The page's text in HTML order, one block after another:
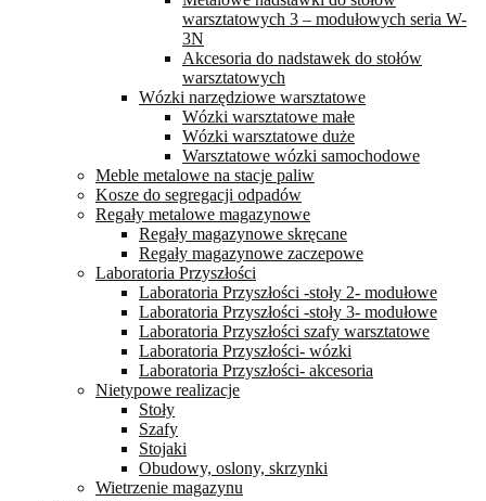
warsztatowych 3 – modułowych seria W-
3N
Akcesoria do nadstawek do stołów
warsztatowych
Wózki narzędziowe warsztatowe
Wózki warsztatowe małe
Wózki warsztatowe duże
Warsztatowe wózki samochodowe
Meble metalowe na stacje paliw
Kosze do segregacji odpadów
Regały metalowe magazynowe
Regały magazynowe skręcane
Regały magazynowe zaczepowe
Laboratoria Przyszłości
Laboratoria Przyszłości -stoły 2- modułowe
Laboratoria Przyszłości -stoły 3- modułowe
Laboratoria Przyszłości szafy warsztatowe
Laboratoria Przyszłości- wózki
Laboratoria Przyszłości- akcesoria
Nietypowe realizacje
Stoły
Szafy
Stojaki
Obudowy, oslony, skrzynki
Wietrzenie magazynu